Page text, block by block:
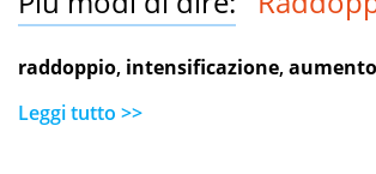
raddoppio, intensificazione,aumento
Leggi tutto >>